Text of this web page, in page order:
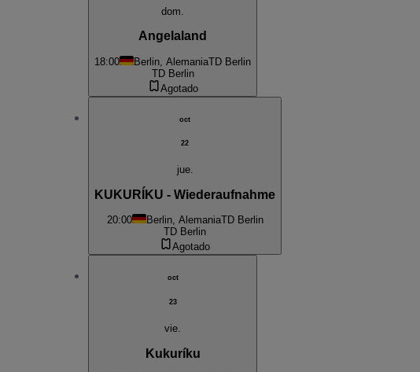
dom.
Angelaland
18:00 Berlin, AlemaniaTD Berlin
TD Berlin
Agotado
oct
22
jue.
KUKURÍKU - Wiederaufnahme
20:00 Berlin, AlemaniaTD Berlin
TD Berlin
Agotado
oct
23
vie.
Kukuríku